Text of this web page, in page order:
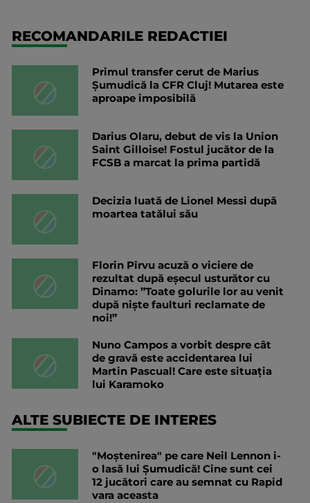
RECOMANDARILE REDACTIEI
Primul transfer cerut de Marius
Șumudică la CFR Cluj! Mutarea este
aproape imposibilă
Darius Olaru, debut de vis la Union
Saint Gilloise! Fostul jucător de la
FCSB a marcat la prima partidă
Decizia luată de Lionel Messi după
moartea tatălui său
Florin Pîrvu acuză o viciere de
rezultat după eșecul usturător cu
Dinamo: ”Toate golurile lor au venit
după niște faulturi reclamate de
noi!”
Nuno Campos a vorbit despre cât
de gravă este accidentarea lui
Martin Pascual! Care este situația
lui Karamoko
ALTE SUBIECTE DE INTERES
"Moștenirea" pe care Neil Lennon i-
o lasă lui Șumudică! Cine sunt cei
12 jucători care au semnat cu Rapid
vara aceasta